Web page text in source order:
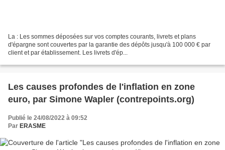
La : Les sommes déposées sur vos comptes courants, livrets et plans
d'épargne sont couvertes par la garantie des dépôts jusqu'à 100 000 € par
client et par établissement. Les livrets d'ép...
Les causes profondes de l'inflation en zone
euro, par Simone Wapler (contrepoints.org)
Publié le 24/08/2022 à 09:52
Par ERASME